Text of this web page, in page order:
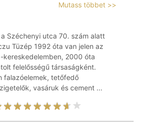
Mutass többet >>
a Széchenyi utca 70. szám alatt
Tüzép 1992 óta van jelen az
kereskedelemben, 2000 óta
felelősségű társaságként.
falazóelemek, tetőfedő
vasáruk és cement ...